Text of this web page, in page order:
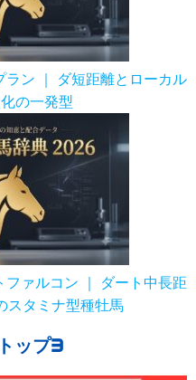
ラン ｜ ダ短距離とローカル
の一発型
ファルコン ｜ ダート中長距
スタミナ型種牡馬
ップ3